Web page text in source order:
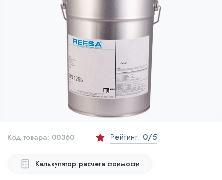
Код товара: 00360 Рейтинг: 0/5
Калькулятор расчета стоимости